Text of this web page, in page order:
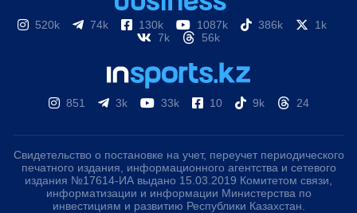
520k 74k 130k 1087k 386k
1k
7k
56k
851 3k 33k 10 9k 24
Свидетельство о постановке на учет, переучет периодического
печатного издания, информационного агентства и сетевого
издания №17614-ИА выдано 15.03.2019 Комитетом связи,
информатизации и информации Министерства по
инвестициям и развитию Республики Казахстан.